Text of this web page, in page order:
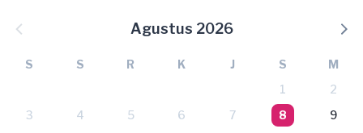
Agustus 2026
S S R K J S
M
1
2
3
4 5 6 7 8
9